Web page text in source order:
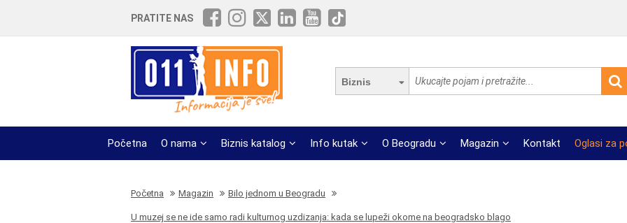
PRATITE NAS
Biznis
Početna O nama Biznis katalog Info kutak O Beogradu Magazin Kontakt Oglasi za
Početna Magazin Bilo jednom u Beogradu
U muzej se ne ide samo radi kulturnog uzdizanja: kada se lupeži okome na beogradsko blago